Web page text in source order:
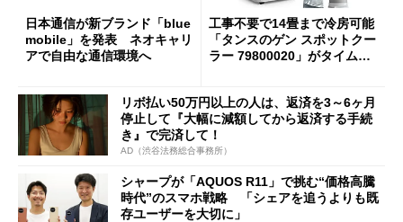
日本通信が新ブランド「blue
mobile」を発表 ネオキャリ
アで自由な通信環境へ
工事不要で14畳まで冷房可能
「タンスのゲン スポットクー
ラー 79800020」がタイムセ
リボ払い50万円以上の人は、返済を3～6ヶ月
停止して『大幅に減額してから返済する手続
き』で完済して！
AD（渋谷法務総合事務所）
シャープが「AQUOS R11」で挑む“価格高騰
時代”のスマホ戦略 「シェアを追うよりも既
存ユーザーを大切に」